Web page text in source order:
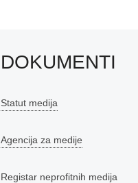
DOKUMENTI
Statut medija
Agencija za medije
Registar neprofitnih medija